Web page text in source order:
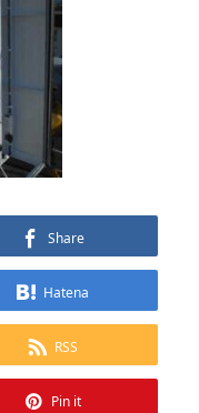
Share
Hatena
RSS
Pin it